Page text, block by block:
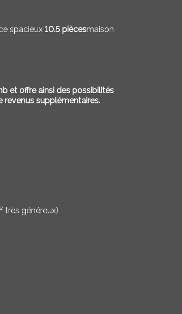
spacieux10.5 piècesmaison
et offre ainsi des possibilités
revenus supplémentaires.
très généreux)